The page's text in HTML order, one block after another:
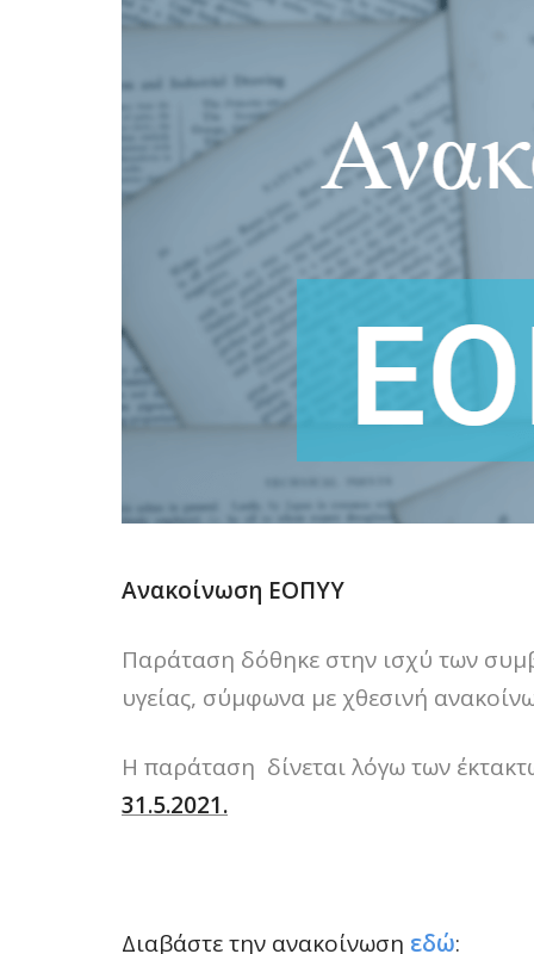
Ανακοίνωση ΕΟΠΥΥ
Παράταση δόθηκε στην ισχύ των
υγείας, σύμφωνα με χθεσινή
Η παράταση δίνεται λόγω των
31.5.2021.
Διαβάστε την ανακοίνωση εδώ: